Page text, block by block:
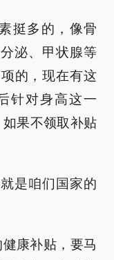
挺多的，像骨
泌、甲状腺等
的，现在有这
针对身高这一
果不领取补贴
是咱们国家的
康补贴，要马